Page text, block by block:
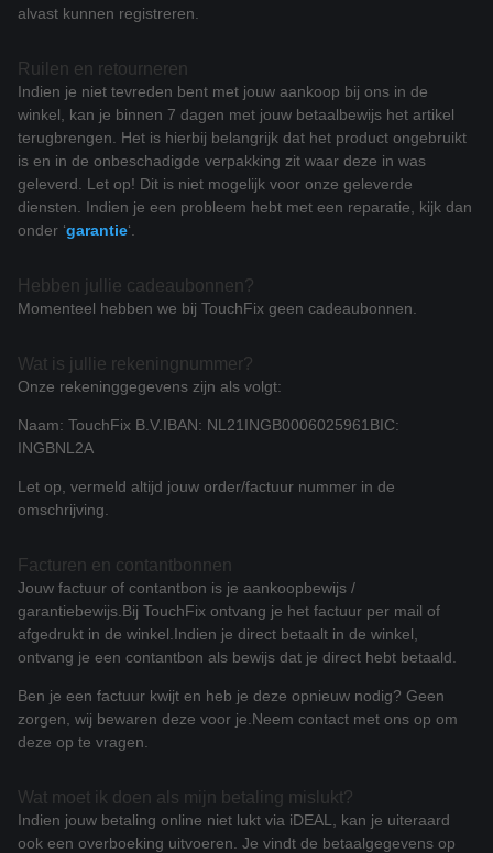
alvast kunnen registreren.
Ruilen en retourneren
Indien je niet tevreden bent met jouw aankoop bij ons in de
winkel, kan je binnen 7 dagen met jouw betaalbewijs het artikel
terugbrengen. Het is hierbij belangrijk dat het product ongebruikt
is en in de onbeschadigde verpakking zit waar deze in was
geleverd. Let op! Dit is niet mogelijk voor onze geleverde
diensten. Indien je een probleem hebt met een reparatie, kijk dan
onder ‘garantie‘.
Hebben jullie cadeaubonnen?
Momenteel hebben we bij TouchFix geen cadeaubonnen.
Wat is jullie rekeningnummer?
Onze rekeninggegevens zijn als volgt:
Naam: TouchFix B.V. IBAN: NL21INGB0006025961 BIC:
INGBNL2A
Let op, vermeld altijd jouw order/factuur nummer in de
omschrijving.
Facturen en contantbonnen
Jouw factuur of contantbon is je aankoopbewijs /
garantiebewijs. Bij TouchFix ontvang je het factuur per mail of
afgedrukt in de winkel. Indien je direct betaalt in de winkel,
ontvang je een contantbon als bewijs dat je direct hebt betaald.
Ben je een factuur kwijt en heb je deze opnieuw nodig? Geen
zorgen, wij bewaren deze voor je. Neem contact met ons op om
deze op te vragen.
Wat moet ik doen als mijn betaling mislukt?
Indien jouw betaling online niet lukt via iDEAL, kan je uiteraard
ook een overboeking uitvoeren. Je vindt de betaalgegevens op